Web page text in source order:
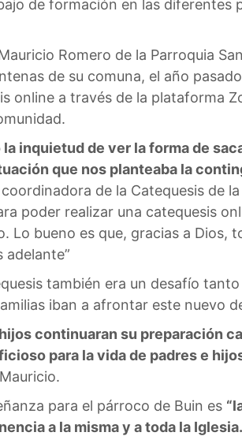
de formación en las diferentes
Romero de la Parroquia
de su comuna, el año
online a través de la plataforma
inquietud de ver la forma de
que nos planteaba la
coordinadora de la Catequesis de
poder realizar una catequesis
bueno es que, gracias a Dios,
adelante”
también era un desafío
iban a afrontar este nuevo
continuaran su preparación
para la vida de padres e
para el párroco de Buin es
a la misma y a toda la Iglesia.